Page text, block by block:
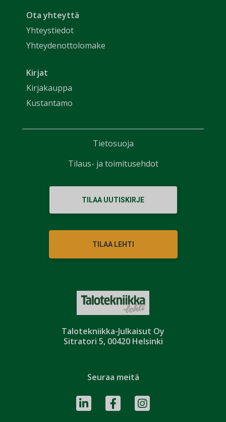
Talotekniikka-Julkaisut Oy
Sitratori 5, 00420 Helsinki
Ota yhteyttä
Yhteystiedot
Yhteydenottolomake
Kirjat
Kirjakauppa
Kustantamo
TILAA UUTISKIRJE
TILAA LEHTI
Seuraa meitä
Tietosuoja
Tilaus- ja toimitusehdot